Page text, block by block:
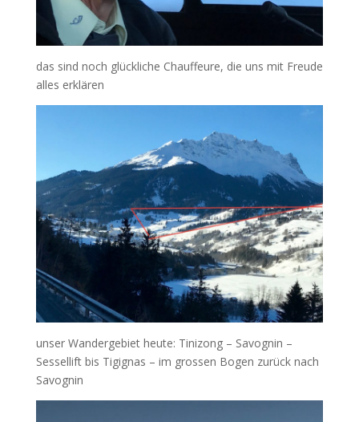
das sind noch glückliche Chauffeure, die uns mit Freude
alles erklären
unser Wandergebiet heute: Tinizong – Savognin –
Sessellift bis Tigignas – im grossen Bogen zurück nach
Savognin